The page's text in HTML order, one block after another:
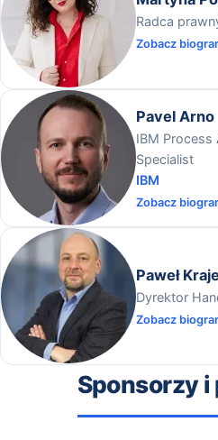
Radca
Zobacz
Pavel Arno
IBM Process
Specialist
IBM
Zobacz
Paweł
Dyrektor
Zobacz
Sponsorzy